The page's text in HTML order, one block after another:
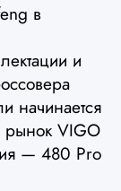
в
и
начинается
рынок VIGO
— 480 Pro